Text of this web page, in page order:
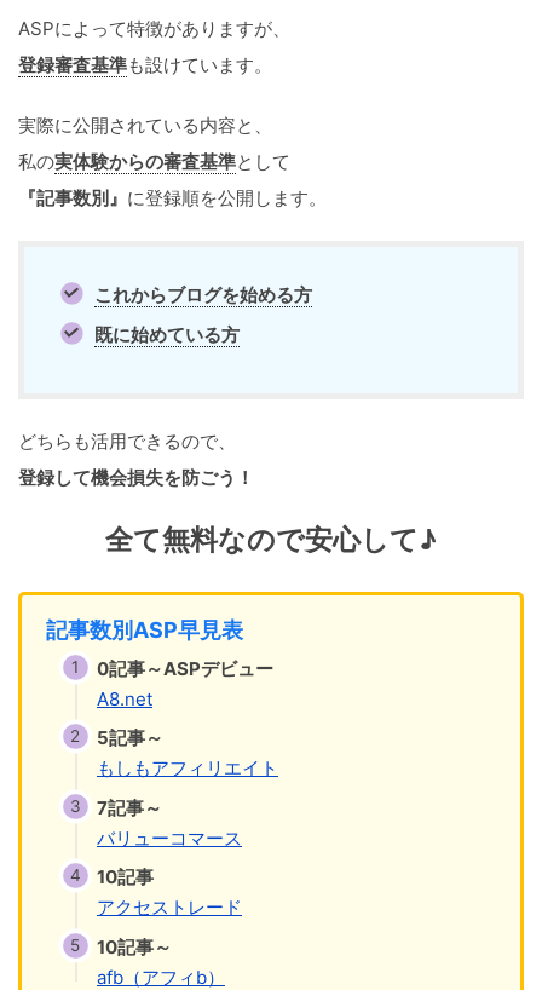
ASPによって特徴がありますが、
登録審査基準も設けています。
実際に公開されている内容と、
私の実体験からの審査基準として
『記事数別』 に登録順を公開します。
これからブログを始める方
既に始めている方
どちらも活用できるので、
登録して機会損失を防ごう！
全て無料なので安心して♪
記事数別ASP早見表
0記事～ASPデビュー
A8.net
5記事～
もしもアフィリエイト
7記事～
バリューコマース
10記事
アクセストレード
10記事～
afb（アフィb）